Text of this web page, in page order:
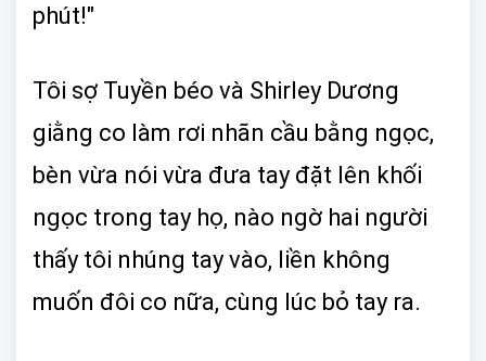
phút!"
Tôi sợ Tuyền béo và Shirley Dương
giằng co làm rơi nhãn cầu bằng ngọc,
bèn vừa nói vừa đưa tay đặt lên khối
ngọc trong tay họ, nào ngờ hai người
thấy tôi nhúng tay vào, liền không
muốn đôi co nữa, cùng lúc bỏ tay ra.